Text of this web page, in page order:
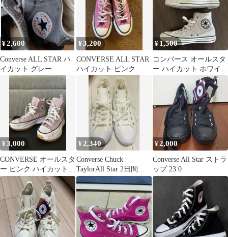
¥2,600
Converse ALL STAR ハ
イカット グレー
¥3,200
CONVERSE ALL STAR
ハイカット ピンク
¥ 1,500
コンバース オールスタ
ー ハイカット ホワイト
（サイドジップ仕様）
¥3,000
CONVERSE オールスタ
ー ピンク ハイカット
韓国
¥2,340
Converse Chuck
TaylorAll Star 2日間限
定セール‼️
¥2,000
Converse All Star ストラ
ップ 23.0